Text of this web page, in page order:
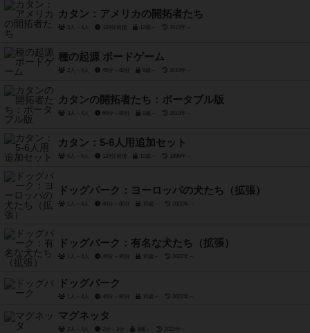
カタン：アメリカの開拓者たち
120分前後 12歳～ 2015年～
種の起源 ボードゲーム
2人～4人 45分～80分 2019年～
カタンの開拓者たち：ポータブル版
60分～80分 2010年～
カタン：5-6人用追加セット
5人～6人 120分前後 1996年～
ドッグパーク：ヨーロッパの犬たち（拡張）
40分～80分 2022年～
ドッグパーク：有名な犬たち（拡張）
40分～80分 2022年～
ドッグパーク
40分～80分 2022年～
マグネッタ
2人～4人 2分～3分 2021年～